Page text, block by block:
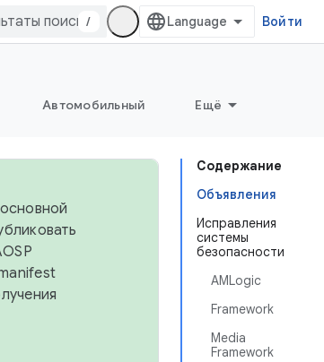
/ Войти
Автомобильный Ещё
Содержание
Объявления
Исправления
системы
безопасности
AMLogic
Framework
Media
Framework